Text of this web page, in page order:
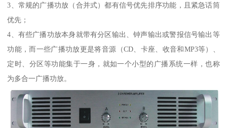
3、常规的广播功放（合并式）都有信号优先排序功能，且紧急话筒
优先；
4、有些广播功放本身就带有分区输出、钟声输出或警报信号输出等
功能，而一些广播功放更是将音源（CD、卡座、收音和MP3等）、
定时、分区等功能集于一身，就如一个小型的广播系统一样，也称
为多合一广播功放。